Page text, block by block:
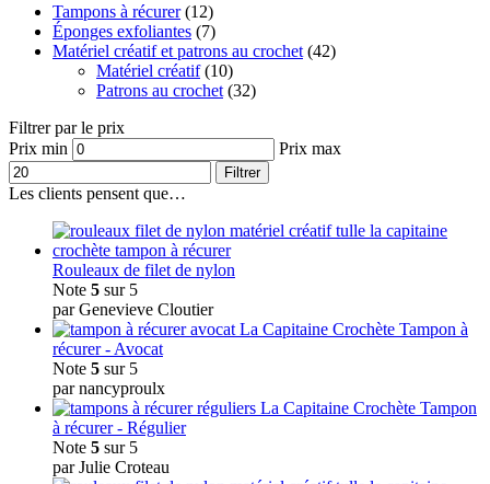
Tampons à récurer (12)
Éponges exfoliantes (7)
Matériel créatif et patrons au crochet (42)
Matériel créatif (10)
Patrons au crochet (32)
Filtrer par le prix
Prix min
Prix max
Filtrer
Les clients pensent que…
Rouleaux de filet de nylon
Note 5 sur 5
par Genevieve Cloutier
Tampon à
récurer - Avocat
Note 5 sur 5
par nancyproulx
Tampon
à récurer - Régulier
Note 5 sur 5
par Julie Croteau